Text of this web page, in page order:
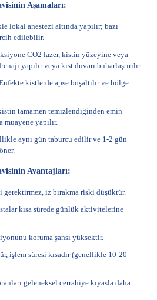
Aşamaları:
lokal anestezi altında yapılır; bazı
edilebilir.
CO2 lazer, kistin yüzeyine veya
yapılır veya kist duvarı buharlaştırılır.
kistlerde apse boşaltılır ve bölge
tamamen temizlendiğinden emin
yapılır.
aynı gün taburcu edilir ve 1-2 gün
Avantajları:
iz bırakma riski düşüktür.
kısa sürede günlük aktivitelerine
koruma şansı yüksektir.
işlem süresi kısadır (genellikle 10-20
geleneksel cerrahiye kıyasla daha